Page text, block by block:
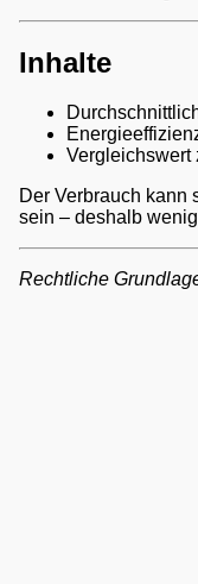
Inhalte
Vergleichswert
Der Verbrauch kann
sein – deshalb
Rechtliche